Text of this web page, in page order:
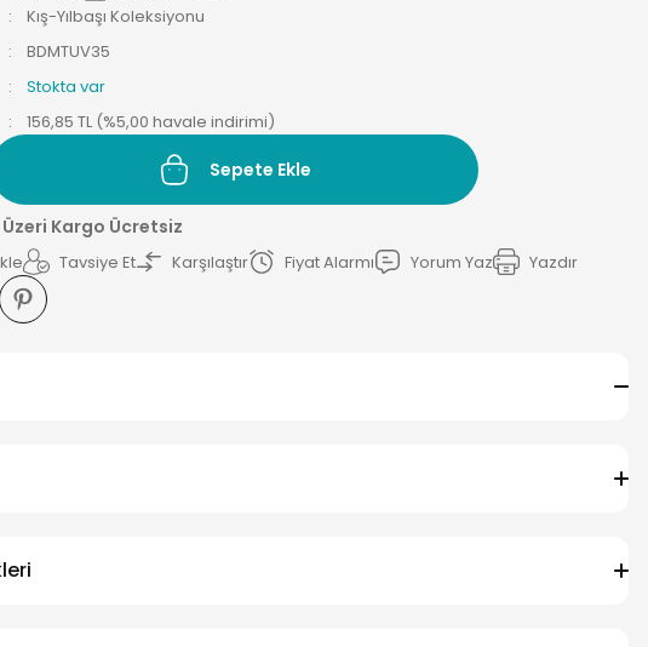
Kış-Yılbaşı Koleksiyonu
BDMTUV35
Stokta var
156,85 TL (%5,00 havale indirimi)
Sepete Ekle
Üzeri Kargo Ücretsiz
Tavsiye Et Karşılaştır Fiyat Alarmı Yorum Yaz Yazdır